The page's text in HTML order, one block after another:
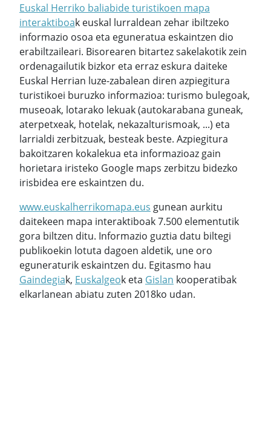
Euskal Herriko baliabide turistikoen mapa
interaktiboak euskal lurraldean zehar ibiltzeko
informazio osoa eta eguneratua eskaintzen dio
erabiltzaileari. Bisorearen bitartez sakelakotik zein
ordenagailutik bizkor eta erraz eskura daiteke
Euskal Herrian luze-zabalean diren azpiegitura
turistikoei buruzko informazioa: turismo bulegoak,
museoak, lotarako lekuak (autokarabana guneak,
aterpetxeak, hotelak, nekazalturismoak, ...) eta
larrialdi zerbitzuak, besteak beste. Azpiegitura
bakoitzaren kokalekua eta informazioaz gain
horietara iristeko Google maps zerbitzu bidezko
irisbidea ere eskaintzen du.
www.euskalherrikomapa.eus gunean aurkitu
daitekeen mapa interaktiboak 7.500 elementutik
gora biltzen ditu. Informazio guztia datu biltegi
publikoekin lotuta dagoen aldetik, une oro
eguneraturik eskaintzen du. Egitasmo hau
Gaindegiak, Euskalgeok eta Gislan kooperatibak
elkarlanean abiatu zuten 2018ko udan.